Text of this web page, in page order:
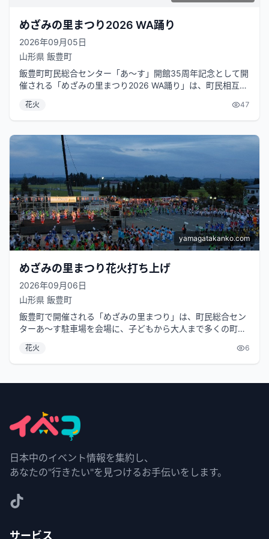
めざみの里まつり2026 WA踊り
2026年09月05日
山形県 飯豊町
飯豊町町民総合センター「あ～す」開館35周年記念として開
催される「めざみの里まつり2026 WA踊り」は、町民相互の
花火 47
yamagatakanko.com
めざみの里まつり花火打ち上げ
2026年09月06日
山形県 飯豊町
飯豊町で開催される「めざみの里まつり」は、町民総合セン
ターあ～す駐車場を会場に、子どもから大人まで多くの町民
花火 6
日本中のイベント情報を集約し、
あなたの"行きたい"を見つけるお手伝いをします。
サービス